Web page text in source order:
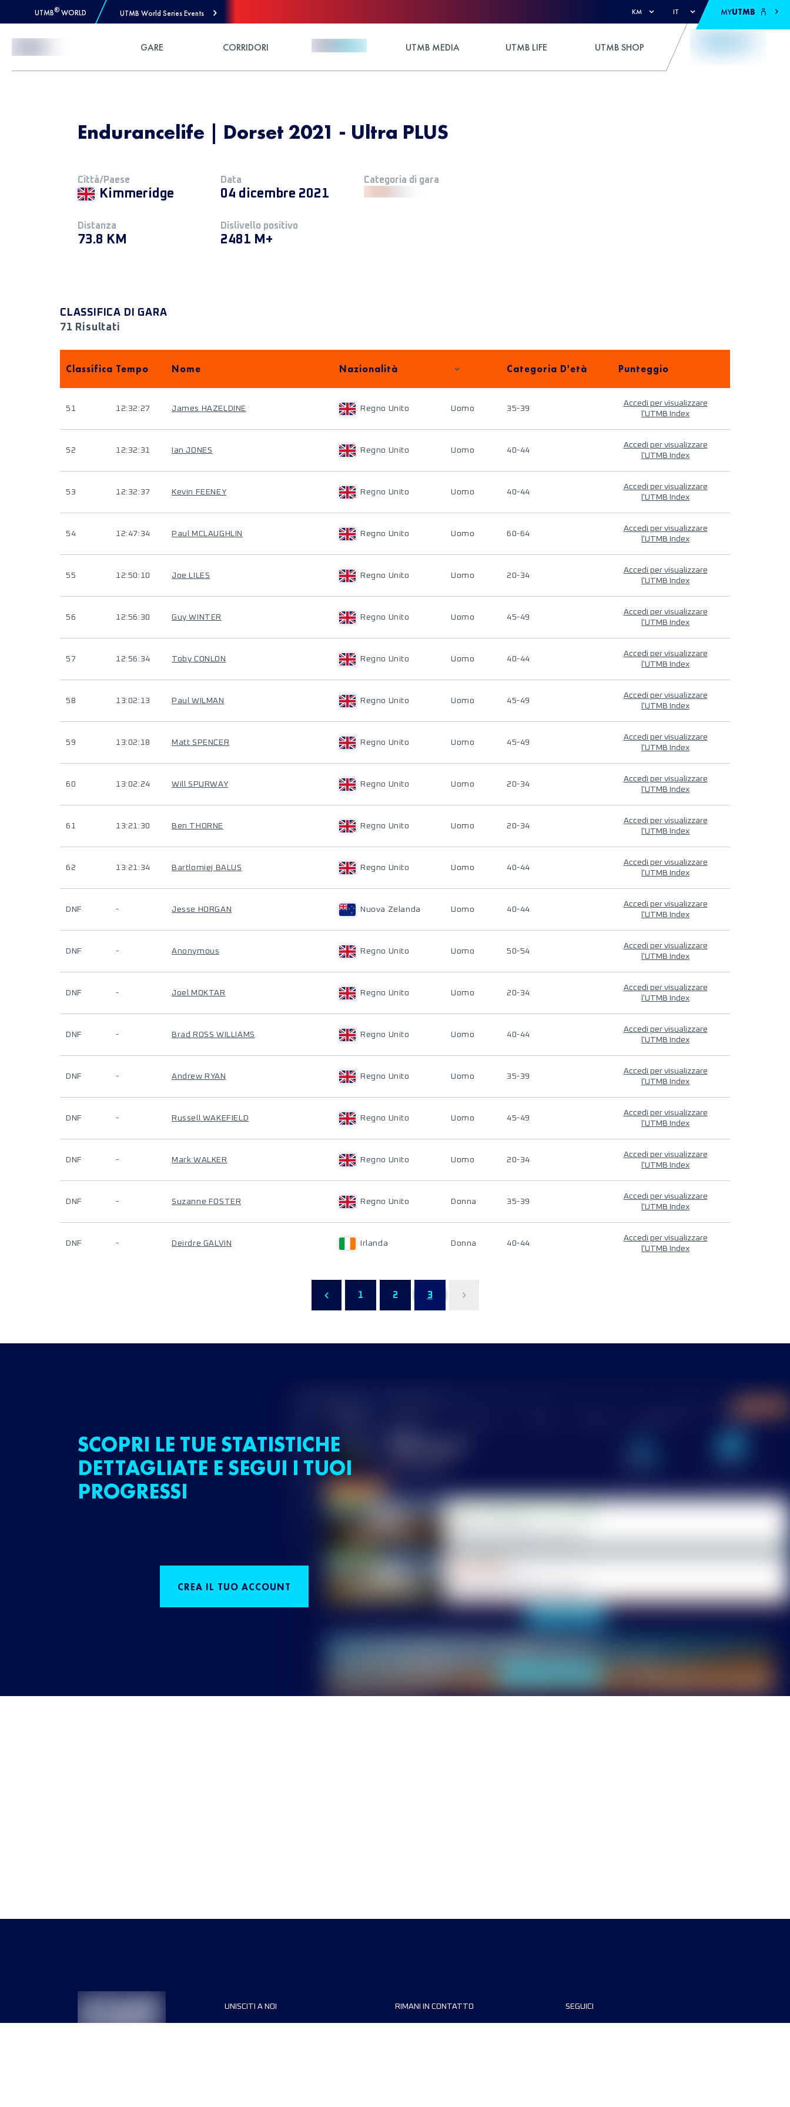
UTMB® WORLD UTMB World Series Events KM IT MYUTMB
GARE CORRIDORI UTMB MEDIA UTMB LIFE UTMB SHOP
Endurancelife | Dorset 2021 - Ultra PLUS
Città/Paese
Kimmeridge
Data
04 dicembre 2021
Categoria di gara
Distanza
73.8 KM
Dislivello positivo
2481 M+
CLASSIFICA DI GARA
71 Risultati
Classifica Tempo Nome Nazionalità Categoria D'età Punteggio
51 12:32:27 James HAZELDINE Regno Unito Uomo 35-39
Accedi per visualizzare
l'UTMB Index
52 12:32:31 Ian JONES Regno Unito Uomo 40-44
Accedi per visualizzare
l'UTMB Index
53 12:32:37 Kevin FEENEY Regno Unito Uomo 40-44
Accedi per visualizzare
l'UTMB Index
54 12:47:34 Paul MCLAUGHLIN Regno Unito Uomo 60-64
Accedi per visualizzare
l'UTMB Index
55 12:50:10 Joe LILES Regno Unito Uomo 20-34
Accedi per visualizzare
l'UTMB Index
56 12:56:30 Guy WINTER Regno Unito Uomo 45-49
Accedi per visualizzare
l'UTMB Index
57 12:56:34 Toby CONLON Regno Unito Uomo 40-44
Accedi per visualizzare
l'UTMB Index
58 13:02:13 Paul WILMAN Regno Unito Uomo 45-49
Accedi per visualizzare
l'UTMB Index
59 13:02:18 Matt SPENCER Regno Unito Uomo 45-49
Accedi per visualizzare
l'UTMB Index
60 13:02:24 Will SPURWAY Regno Unito Uomo 20-34
Accedi per visualizzare
l'UTMB Index
61 13:21:30 Ben THORNE Regno Unito Uomo 20-34
Accedi per visualizzare
l'UTMB Index
62 13:21:34 Bartlomiej BALUS Regno Unito Uomo 40-44
Accedi per visualizzare
l'UTMB Index
DNF - Jesse HORGAN Nuova Zelanda Uomo 40-44
Accedi per visualizzare
l'UTMB Index
DNF - Anonymous Regno Unito Uomo 50-54
Accedi per visualizzare
l'UTMB Index
DNF - Joel MOKTAR Regno Unito Uomo 20-34
Accedi per visualizzare
l'UTMB Index
DNF - Brad ROSS WILLIAMS Regno Unito Uomo 40-44
Accedi per visualizzare
l'UTMB Index
DNF - Andrew RYAN Regno Unito Uomo 35-39
Accedi per visualizzare
l'UTMB Index
DNF - Russell WAKEFIELD Regno Unito Uomo 45-49
Accedi per visualizzare
l'UTMB Index
DNF - Mark WALKER Regno Unito Uomo 20-34
Accedi per visualizzare
l'UTMB Index
DNF - Suzanne FOSTER Regno Unito Donna 35-39
Accedi per visualizzare
l'UTMB Index
DNF - Deirdre GALVIN Irlanda Donna 40-44
Accedi per visualizzare
l'UTMB Index
1 2 3
SCOPRI LE TUE STATISTICHE
DETTAGLIATE E SEGUI I TUOI
PROGRESSI
CREA IL TUO ACCOUNT
UNISCITI A NOI RIMANI IN CONTATTO SEGUICI